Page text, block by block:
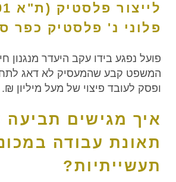
פלוני נ' פלסטיק כפר
פועל נפגע בידו עקב היעדר מנגנון
המשפט קבע שהמעסיק לא דאג
ופסק לעובד פיצוי של מעל מיליון ₪.
איך מגישים תביעה
תאונת עבודה
תעשייתיות?